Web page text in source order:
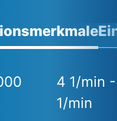
4 1/min
1/min